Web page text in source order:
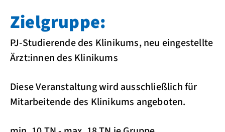
Zielgruppe:
PJ-Studierende des Klinikums, neu eingestellte
Ärzt:innen des Klinikums
Diese Veranstaltung wird ausschließlich für
Mitarbeitende des Klinikums angeboten.